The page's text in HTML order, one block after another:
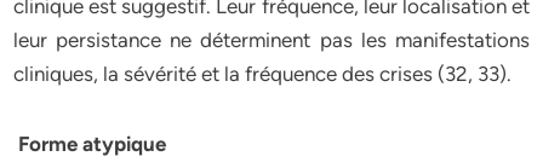
clinique est suggestif. Leur fréquence, leur localisation et
leur persistance ne déterminent pas les manifestations
cliniques, la sévérité et la fréquence des crises (32, 33).
Forme atypique